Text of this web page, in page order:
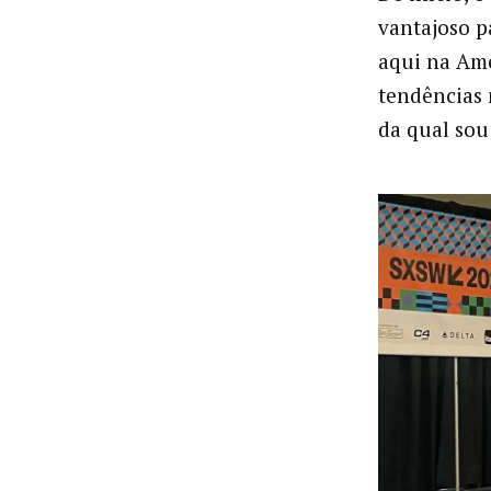
vantajoso
aqui na
tendências
da qual